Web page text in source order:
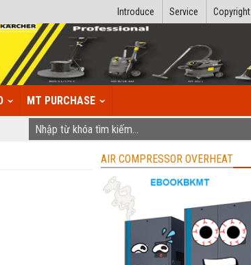
Copyright
Service
Introduce
MT PURCHASE
AIR COMPRESSOR OVERHEAT